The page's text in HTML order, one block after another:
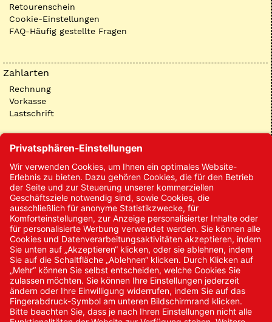
Retourenschein
Cookie-Einstellungen
FAQ-Häufig gestellte Fragen
Zahlarten
Rechnung
Vorkasse
Lastschrift
Kontakt
Kontakt/Anfrage
Neukundenanmeldung
Kennwort vergessen
Bestellungen
Sendung verfolgen